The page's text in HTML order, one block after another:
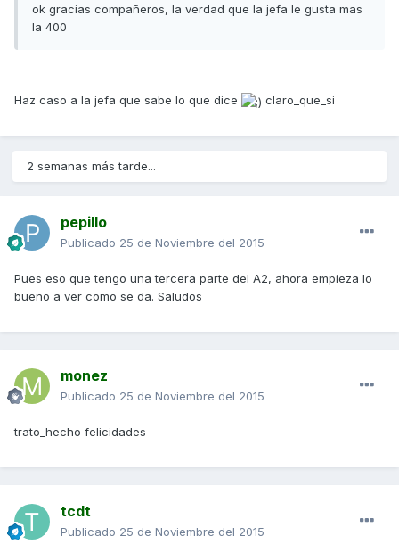
ok gracias compañeros, la verdad que la jefa le gusta mas
la 400
Haz caso a la jefa que sabe lo que dice claro_que_si
2 semanas más tarde...
pepillo
Publicado 25 de Noviembre del 2015
Pues eso que tengo una tercera parte del A2, ahora empieza lo
bueno a ver como se da. Saludos
monez
Publicado 25 de Noviembre del 2015
trato_hecho felicidades
tcdt
Publicado 25 de Noviembre del 2015